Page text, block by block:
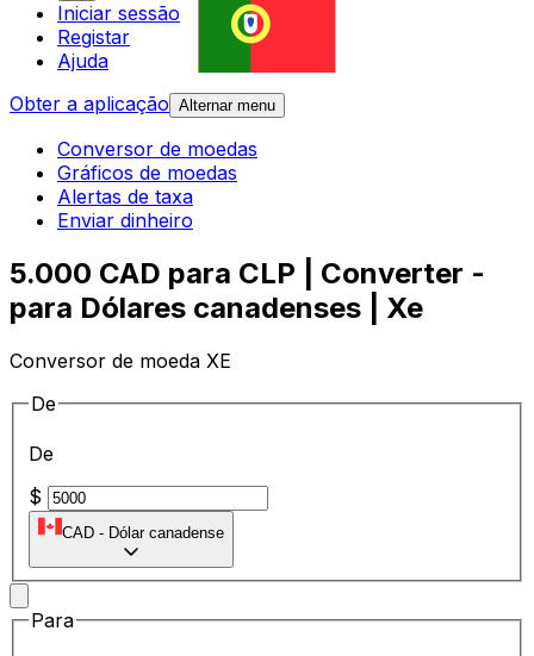
Iniciar sessão
Registar
Ajuda
Obter a aplicação Alternar menu
Conversor de moedas
Gráficos de moedas
Alertas de taxa
Enviar dinheiro
5.000 CAD para CLP | Converter -
para Dólares canadenses | Xe
Conversor de moeda XE
De
De
$
CAD - Dólar canadense
Para